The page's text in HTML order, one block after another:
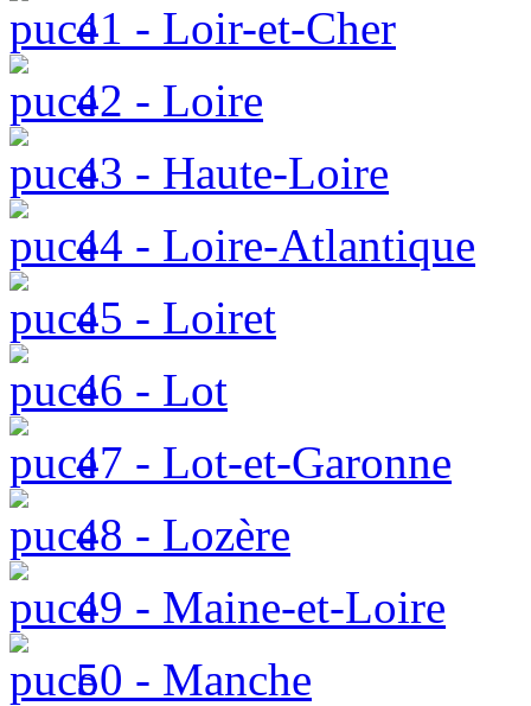
41 - Loir-et-Cher
42 - Loire
43 - Haute-Loire
44 - Loire-Atlantique
45 - Loiret
46 - Lot
47 - Lot-et-Garonne
48 - Lozère
49 - Maine-et-Loire
50 - Manche